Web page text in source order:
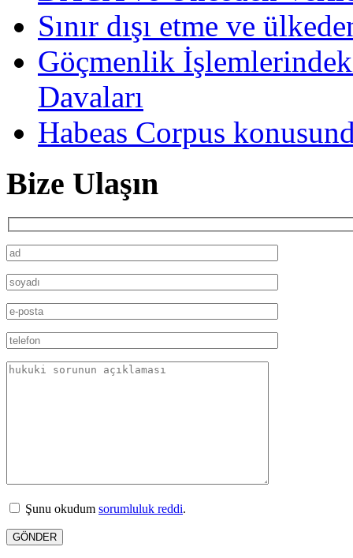
Sınır dışı etme ve
Göçmenlik
Davaları
Habeas Corpus
Bize Ulaşın
Şunu okudum sorumluluk reddi.